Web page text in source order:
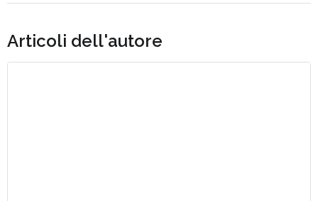
Articoli dell'autore